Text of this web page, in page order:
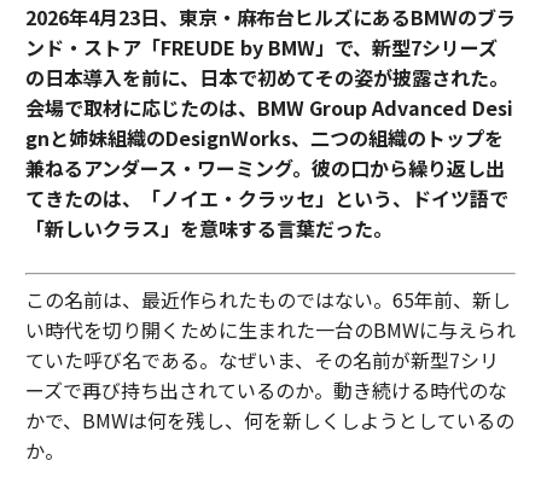
2026年4月23日、東京・麻布台ヒルズにあるBMWのブラ
ンド・ストア「FREUDE by BMW」で、新型7シリーズ
の日本導入を前に、日本で初めてその姿が披露された。
会場で取材に応じたのは、BMW Group Advanced Desi
gnと姉妹組織のDesignWorks、二つの組織のトップを
兼ねるアンダース・ワーミング。彼の口から繰り返し出
てきたのは、「ノイエ・クラッセ」という、ドイツ語で
「新しいクラス」を意味する言葉だった。
この名前は、最近作られたものではない。65年前、新し
い時代を切り開くために生まれた一台のBMWに与えられ
ていた呼び名である。なぜいま、その名前が新型7シリ
ーズで再び持ち出されているのか。動き続ける時代のな
かで、BMWは何を残し、何を新しくしようとしているの
か。